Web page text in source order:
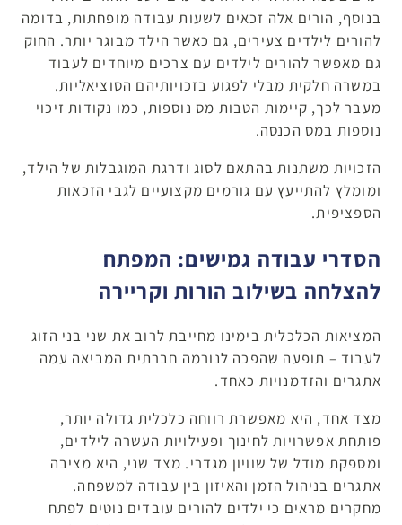
בנוסף, הורים אלה זכאים לשעות עבודה מופחתות, בדומה
להורים לילדים צעירים, גם כאשר הילד מבוגר יותר. החוק
גם מאפשר להורים לילדים עם צרכים מיוחדים לעבוד
במשרה חלקית מבלי לפגוע בזכויותיהם הסוציאליות.
מעבר לכך, קיימות הטבות מס נוספות, כמו נקודות זיכוי
נוספות במס הכנסה.
הזכויות משתנות בהתאם לסוג ודרגת המוגבלות של הילד,
ומומלץ להתייעץ עם גורמים מקצועיים לגבי הזכאות
הספציפית.
הסדרי עבודה גמישים: המפתח
להצלחה בשילוב הורות וקריירה
המציאות הכלכלית בימינו מחייבת לרוב את שני בני הזוג
לעבוד – תופעה שהפכה לנורמה חברתית המביאה עמה
אתגרים והזדמנויות כאחד.
מצד אחד, היא מאפשרת רווחה כלכלית גדולה יותר,
פותחת אפשרויות לחינוך ופעילויות העשרה לילדים,
ומספקת מודל של שוויון מגדרי. מצד שני, היא מציבה
אתגרים בניהול הזמן והאיזון בין עבודה למשפחה.
מחקרים מראים כי ילדים להורים עובדים נוטים לפתח